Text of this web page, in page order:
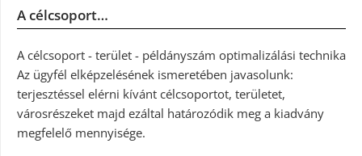
A célcsoport…
A célcsoport - terület - példányszám optimalizálási technika
Az ügyfél elképzelésének ismeretében javasolunk:
terjesztéssel elérni kívánt célcsoportot, területet,
városrészeket majd ezáltal határozódik meg a kiadvány
megfelelő mennyisége.